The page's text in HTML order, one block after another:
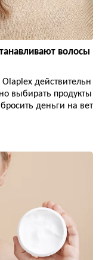
волосы
действительн
выбирать продукты
деньги на вет